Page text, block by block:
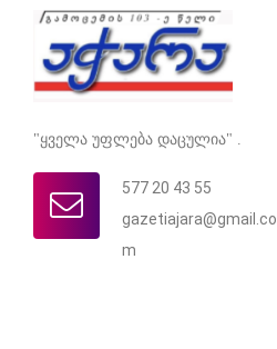
"ყველა უფლება დაცულია" .
577 20 43 55
gazetiajara@gmail.co
m